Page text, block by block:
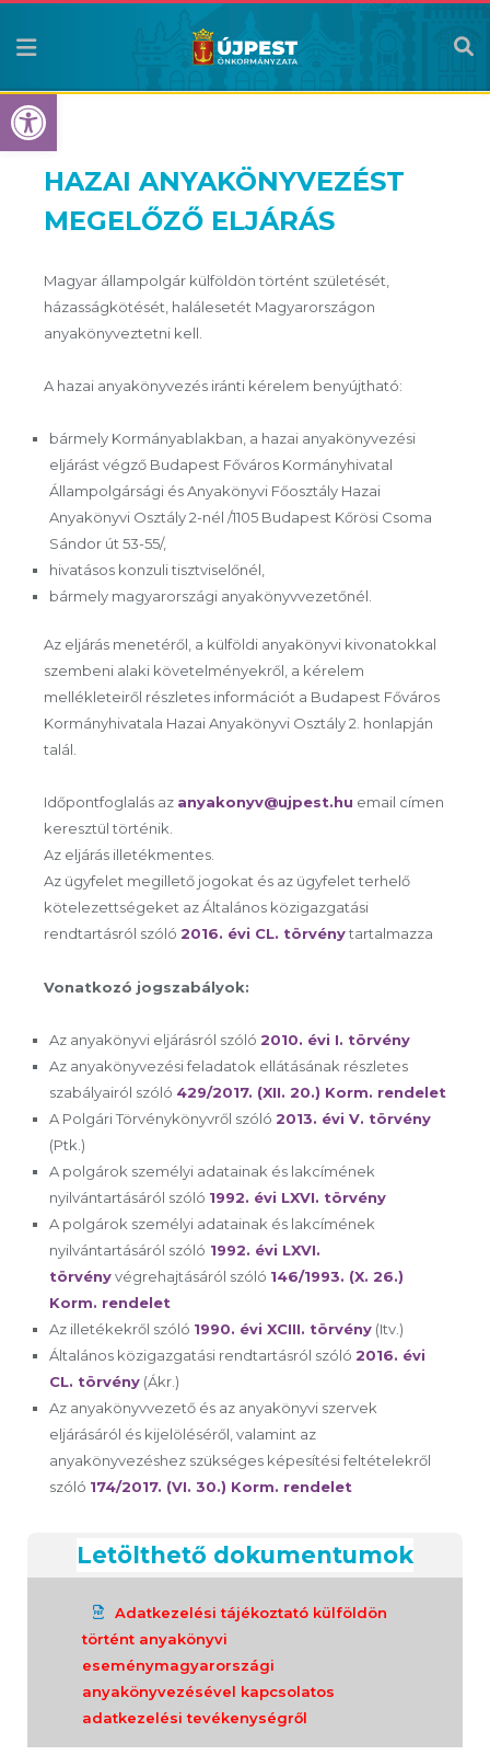
Eszköztár megnyitása
HAZAI ANYAKÖNYVEZÉST
MEGELŐZŐ ELJÁRÁS
Magyar állampolgár külföldön történt születését,
házasságkötését, halálesetét Magyarországon
anyakönyveztetni kell.
A hazai anyakönyvezés iránti kérelem benyújtható:
bármely Kormányablakban, a hazai anyakönyvezési
eljárást végző Budapest Főváros Kormányhivatal
Állampolgársági és Anyakönyvi Főosztály Hazai
Anyakönyvi Osztály 2-nél /1105 Budapest Kőrösi Csoma
Sándor út 53-55/,
hivatásos konzuli tisztviselőnél,
bármely magyarországi anyakönyvvezetőnél.
Az eljárás menetéről, a külföldi anyakönyvi kivonatokkal
szembeni alaki követelményekről, a kérelem
mellékleteiről részletes információt a Budapest Főváros
Kormányhivatala Hazai Anyakönyvi Osztály 2. honlapján
talál.
Időpontfoglalás az anyakonyv@ujpest.hu email címen
keresztül történik.
Az eljárás illetékmentes.
Az ügyfelet megillető jogokat és az ügyfelet terhelő
kötelezettségeket az Általános közigazgatási
rendtartásról szóló 2016. évi CL. törvénytartalmazza
Vonatkozó jogszabályok:
Az anyakönyvi eljárásról szóló 2010. évi I. törvény
Az anyakönyvezési feladatok ellátásának részletes
szabályairól szóló 429/2017. (XII. 20.) Korm. rendelet
A Polgári Törvénykönyvről szóló 2013. évi V. törvény
(Ptk.)
A polgárok személyi adatainak és lakcímének
nyilvántartásáról szóló 1992. évi LXVI. törvény
A polgárok személyi adatainak és lakcímének
nyilvántartásáról szóló 1992. évi LXVI.
törvényvégrehajtásáról szóló 146/1993. (X. 26.)
Korm. rendelet
Az illetékekről szóló 1990. évi XCIII. törvény (Itv.)
Általános közigazgatási rendtartásról szóló 2016. évi
CL. törvény (Ákr.)
Az anyakönyvvezető és az anyakönyvi szervek
eljárásáról és kijelöléséről, valamint az
anyakönyvezéshez szükséges képesítési feltételekről
szóló 174/2017. (VI. 30.) Korm. rendelet
Letölthető dokumentumok
Adatkezelési tájékoztató külföldön
történt anyakönyvi
eseménymagyarországi
anyakönyvezésével kapcsolatos
adatkezelési tevékenységről